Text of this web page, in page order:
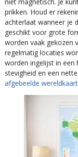
prikken. Houd er
achterlaat wanneer je
geschikt voor grote
worden vaak gekozen
regelmatig locaties
worden ingelijst in
stevigheid en een
afgebeelde wereldkaart